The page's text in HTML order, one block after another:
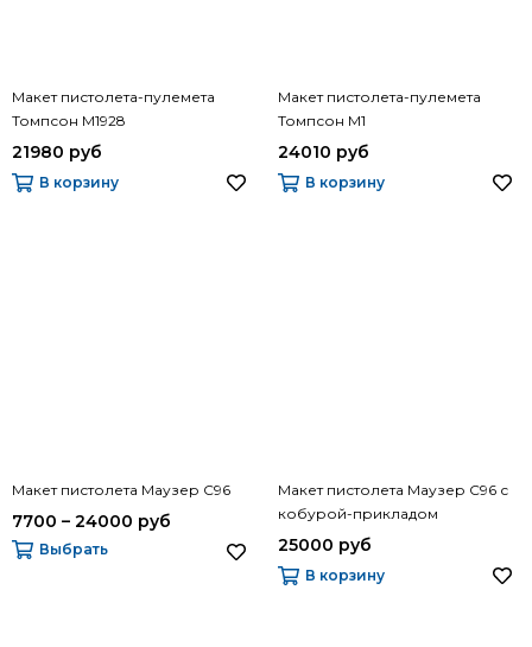
Макет пистолета-пулемета
Томпсон М1928
21980 руб
В корзину
Макет пистолета-пулемета
Томпсон М1
24010 руб
В корзину
Макет пистолета Маузер С96
7700 – 24000 руб
Выбрать
Макет пистолета Маузер С96 с
кобурой-прикладом
25000 руб
В корзину